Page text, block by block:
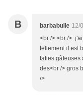
B barbabulle 12/
<br /> <br />
tellement il est
taties gâteuses
des<br /> gros
/>